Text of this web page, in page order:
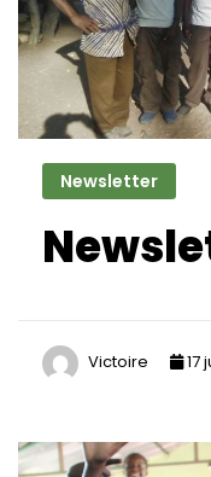
Newsletter
Victoire 17